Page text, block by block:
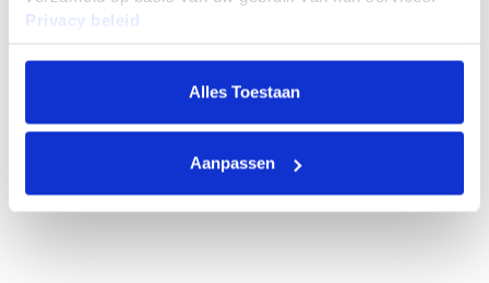
Privacy beleid
Alles Toestaan
AanpassenIn Winkelwagen